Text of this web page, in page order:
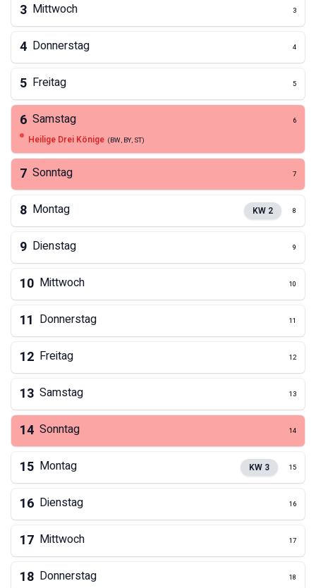
3 Mittwoch 3
4 Donnerstag 4
5 Freitag 5
6 Samstag 6
Heilige Drei Könige (BW, BY, ST)
7 Sonntag 7
8 Montag KW 2 8
9 Dienstag 9
10 Mittwoch 10
11 Donnerstag 11
12 Freitag 12
13 Samstag 13
14 Sonntag 14
15 Montag KW 3 15
16 Dienstag 16
17 Mittwoch 17
18 Donnerstag 18